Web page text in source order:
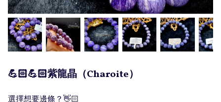
💪🏻💪🏻紫龍晶（Charoite）
選擇想要邊條？👋🏻